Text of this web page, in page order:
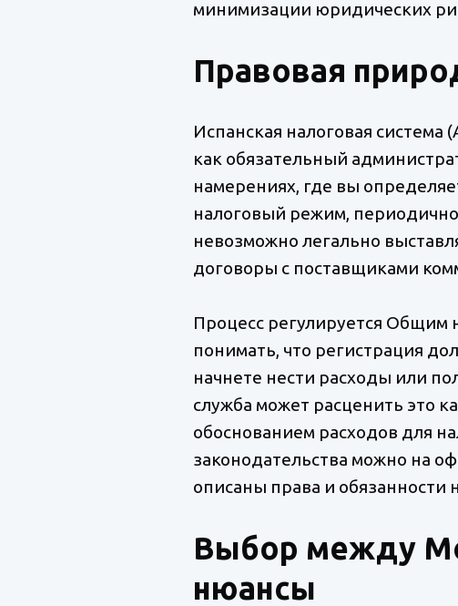
минимизации юридических
Правовая
Испанская налоговая система
как обязательный
намерениях, где вы
налоговый режим,
невозможно легально
договоры с поставщиками
Процесс регулируется Общим
понимать, что регистрация
начнете нести расходы или
служба может расценить это
обоснованием расходов для
законодательства можно на
описаны права и обязанности
Выбор между
нюансы